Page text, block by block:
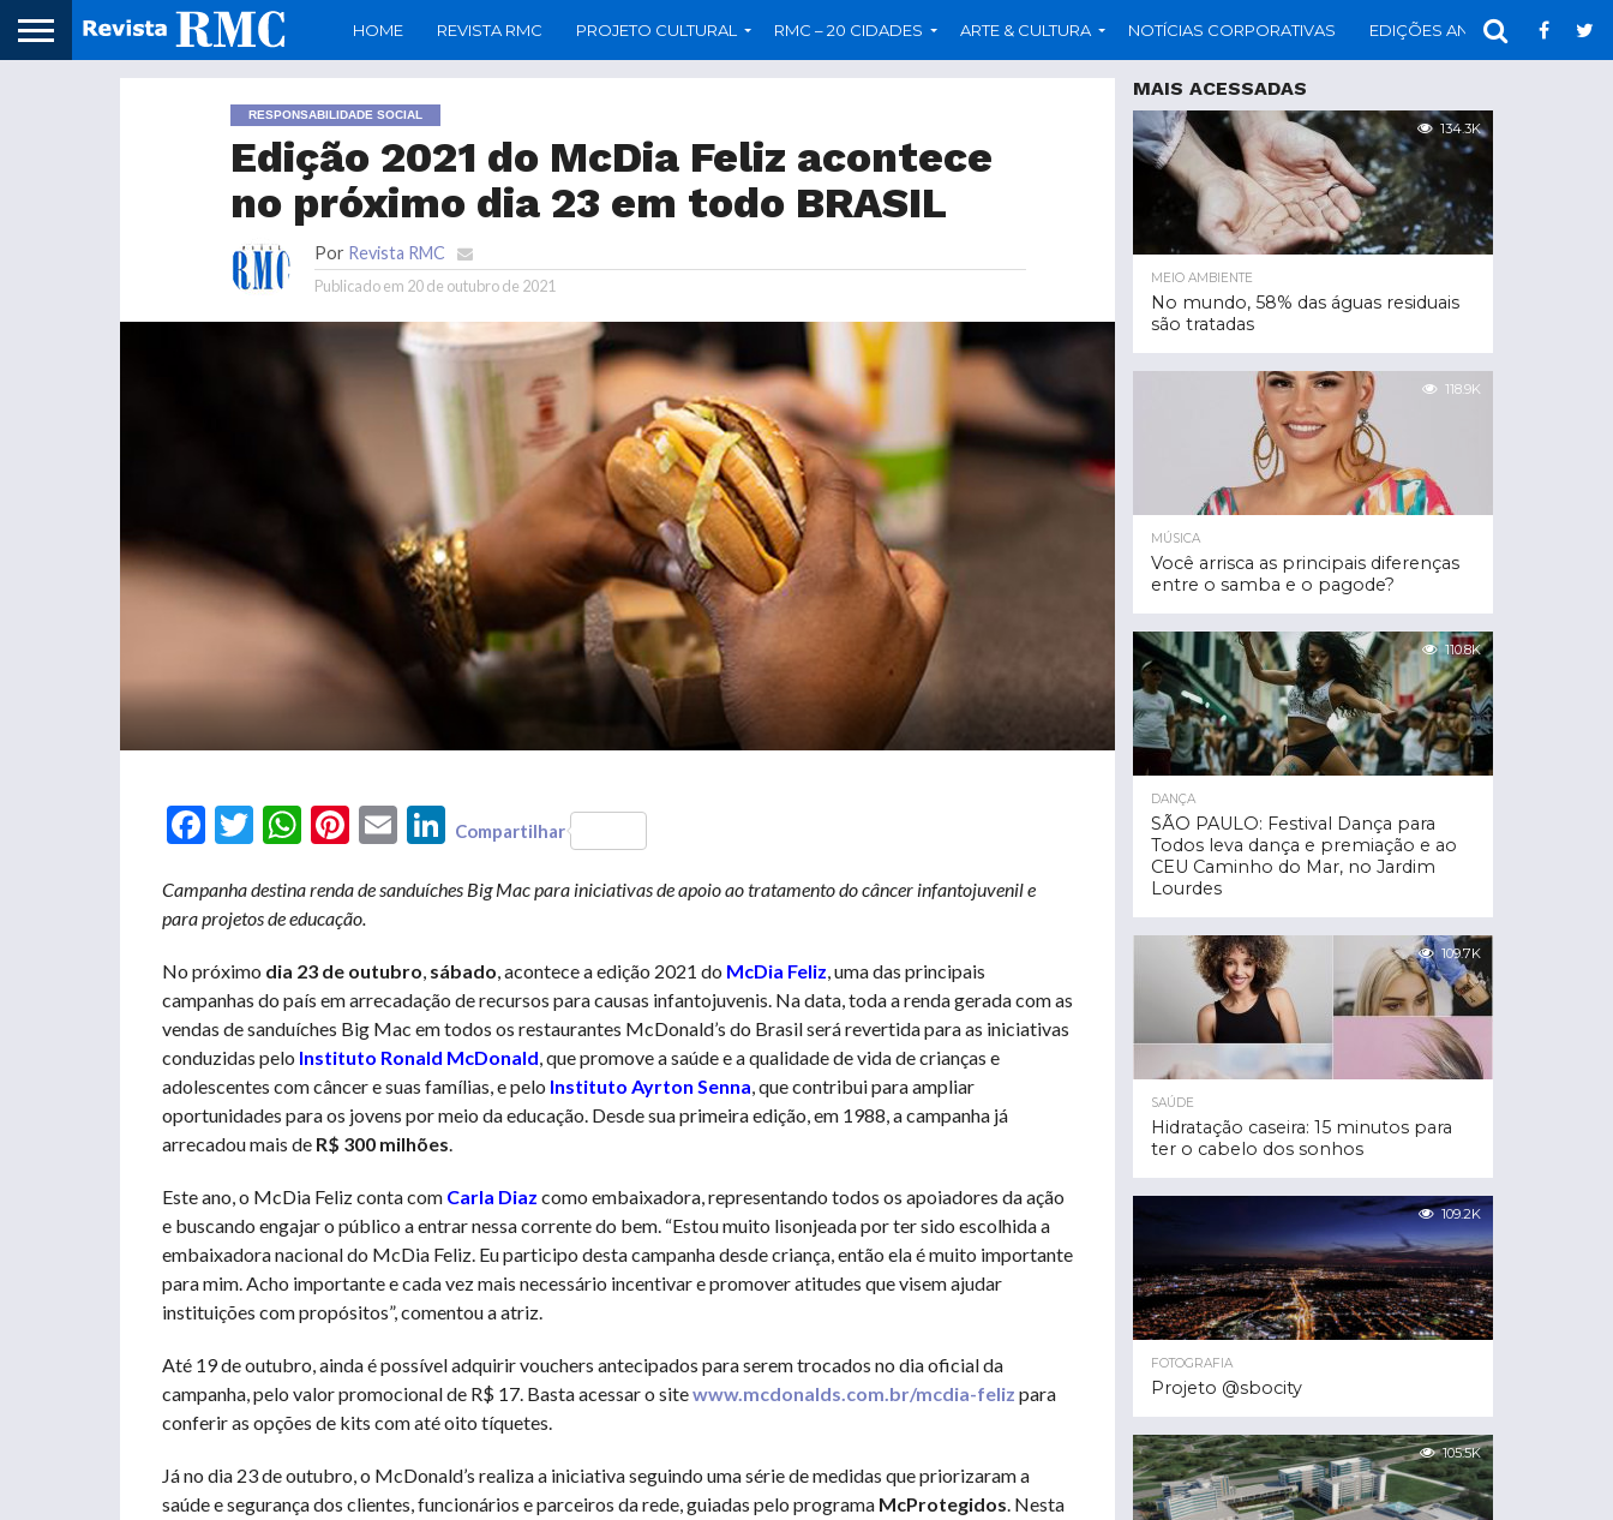
HOME REVISTA RMC PROJETO CULTURAL RMC – 20 CIDADES ARTE & CULTURA NOTÍCIAS CORPORATIVAS EDIÇÕES ANTERIORES
RESPONSABILIDADE SOCIAL
Edição 2021 do McDia Feliz acontece
no próximo dia 23 em todo BRASIL
Por Revista RMC
Publicado em 20 de outubro de 2021
FacebookTwitterWhatsAppPinterest
Email LinkedIn
Compartilhar
Campanha destina renda de sanduíches Big Mac para iniciativas de apoio ao tratamento do câncer infantojuvenil e
para projetos de educação.
No próximo dia 23 de outubro, sábado, acontece a edição 2021 do McDia Feliz, uma das principais
campanhas do país em arrecadação de recursos para causas infantojuvenis. Na data, toda a renda gerada com as
vendas de sanduíches Big Mac em todos os restaurantes McDonald’s do Brasil será revertida para as iniciativas
conduzidas pelo Instituto Ronald McDonald, que promove a saúde e a qualidade de vida de crianças e
adolescentes com câncer e suas famílias, e pelo Instituto Ayrton Senna, que contribui para ampliar
oportunidades para os jovens por meio da educação. Desde sua primeira edição, em 1988, a campanha já
arrecadou mais de R$ 300 milhões.
Este ano, o McDia Feliz conta com Carla Diaz como embaixadora, representando todos os apoiadores da ação
e buscando engajar o público a entrar nessa corrente do bem. “Estou muito lisonjeada por ter sido escolhida a
embaixadora nacional do McDia Feliz. Eu participo desta campanha desde criança, então ela é muito importante
para mim. Acho importante e cada vez mais necessário incentivar e promover atitudes que visem ajudar
instituições com propósitos”, comentou a atriz.
Até 19 de outubro, ainda é possível adquirir vouchers antecipados para serem trocados no dia oficial da
campanha, pelo valor promocional de R$ 17. Basta acessar o sitewww.mcdonalds.com.br/mcdia-feliz para
conferir as opções de kits com até oito tíquetes.
Já no dia 23 de outubro, o McDonald’s realiza a iniciativa seguindo uma série de medidas que priorizaram a
saúde e segurança dos clientes, funcionários e parceiros da rede, guiadas pelo programa McProtegidos. Nesta
MAIS ACESSADAS
134.3K
MEIO AMBIENTE
No mundo, 58% das águas residuais
são tratadas
118.9K
MÚSICA
Você arrisca as principais diferenças
entre o samba e o pagode?
110.8K
DANÇA
SÃO PAULO: Festival Dança para
Todos leva dança e premiação e ao
CEU Caminho do Mar, no Jardim
Lourdes
109.7K
SAÚDE
Hidratação caseira: 15 minutos para
ter o cabelo dos sonhos
109.2K
FOTOGRAFIA
Projeto @sbocity
105.5K